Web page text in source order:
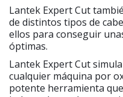
Lantek Expert Cut
de distintos tipos de
ellos para conseguir
óptimas.
Lantek Expert Cut
cualquier máquina por
potente herramienta